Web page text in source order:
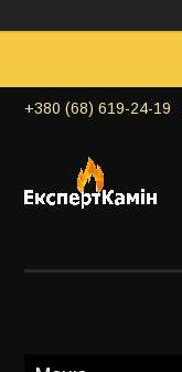
+380 (68) 619-24-19